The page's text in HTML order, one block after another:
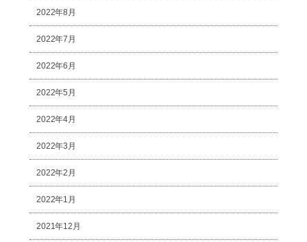
2022年8月
2022年7月
2022年6月
2022年5月
2022年4月
2022年3月
2022年2月
2022年1月
2021年12月